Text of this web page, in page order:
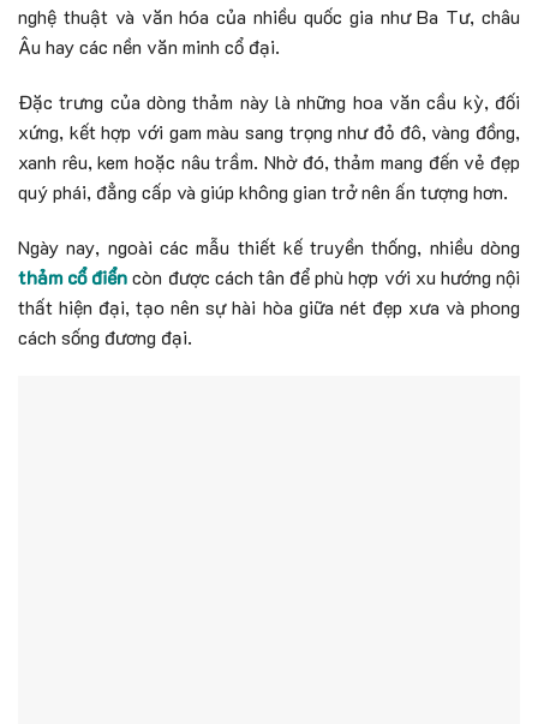
nghệ thuật và văn hóa của nhiều quốc gia như Ba Tư, châu
Âu hay các nền văn minh cổ đại.
Đặc trưng của dòng thảm này là những hoa văn cầu kỳ, đối
xứng, kết hợp với gam màu sang trọng như đỏ đô, vàng đồng,
xanh rêu, kem hoặc nâu trầm. Nhờ đó, thảm mang đến vẻ đẹp
quý phái, đẳng cấp và giúp không gian trở nên ấn tượng hơn.
Ngày nay, ngoài các mẫu thiết kế truyền thống, nhiều dòng
thảm cổ điểncòn được cách tân để phù hợp với xu hướng nội
thất hiện đại, tạo nên sự hài hòa giữa nét đẹp xưa và phong
cách sống đương đại.